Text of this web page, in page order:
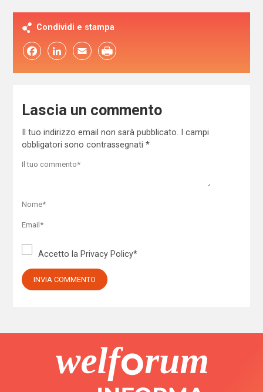
Condividi e stampa
FacebookLinkedIn Email
Lascia un commento
Il tuo indirizzo email non sarà pubblicato.
I campi
obbligatori sono contrassegnati *
Accetto la Privacy Policy*